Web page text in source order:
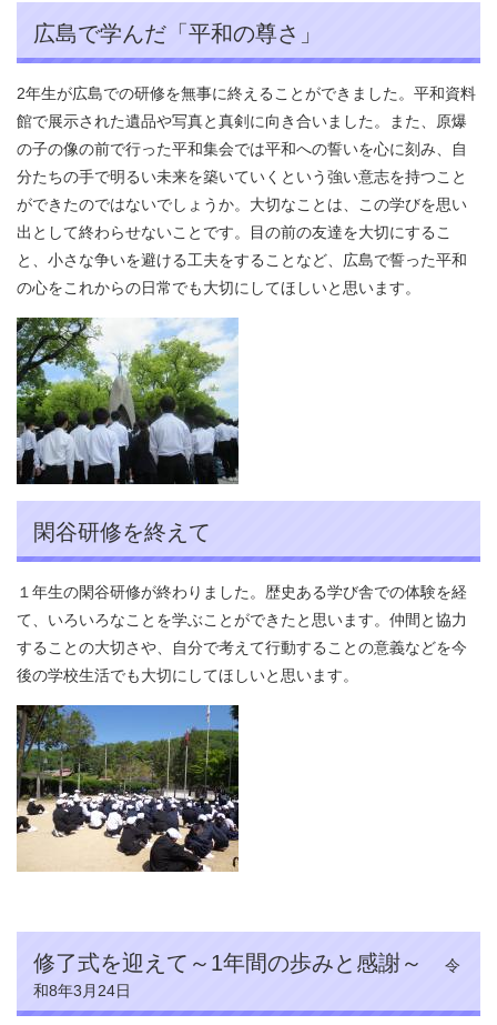
広島で学んだ「平和の尊さ」
2年生が広島での研修を無事に終えることができました。平和資料
館で展示された遺品や写真と真剣に向き合いました。また、原爆
の子の像の前で行った平和集会では平和への誓いを心に刻み、自
分たちの手で明るい未来を築いていくという強い意志を持つこと
ができたのではないでしょうか。大切なことは、この学びを思い
出として終わらせないことです。目の前の友達を大切にするこ
と、小さな争いを避ける工夫をすることなど、広島で誓った平和
の心をこれからの日常でも大切にしてほしいと思います。
閑谷研修を終えて
１年生の閑谷研修が終わりました。歴史ある学び舎での体験を経
て、いろいろなことを学ぶことができたと思います。仲間と協力
することの大切さや、自分で考えて行動することの意義などを今
後の学校生活でも大切にしてほしいと思います。
修了式を迎えて～1年間の歩みと感謝～
令
和8年3月24日